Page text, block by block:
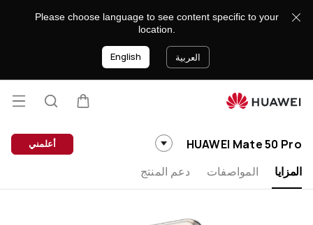
Mate
Please choose language to see content specific to your
location.
العربية English
فتح
HUAWEI Mate 50 Pro
المزايا
المواصفات دعم المنتج
أعلمني